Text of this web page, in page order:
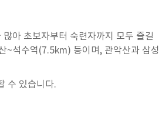
아 초보자부터 숙련자까지 모두 즐길
~석수역(7.5km) 등이며, 관악산과 삼성
수 있습니다.